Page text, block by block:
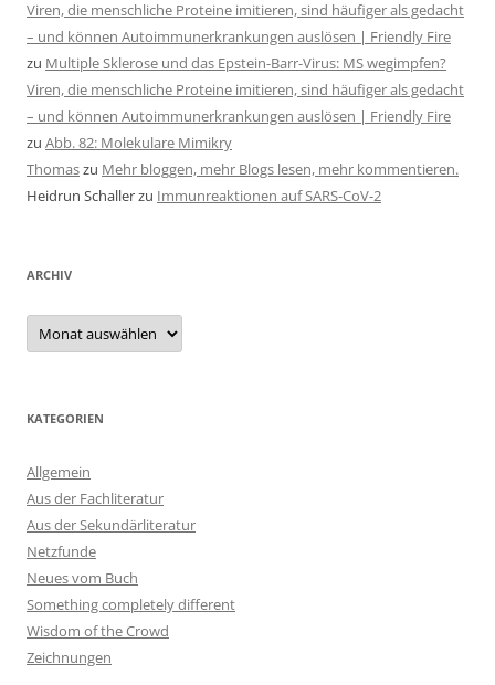
Viren, die menschliche Proteine imitieren, sind häufiger als gedacht
– und können Autoimmunerkrankungen auslösen | Friendly Fire
zu Multiple Sklerose und das Epstein-Barr-Virus: MS wegimpfen?
Viren, die menschliche Proteine imitieren, sind häufiger als gedacht
– und können Autoimmunerkrankungen auslösen | Friendly Fire
zu Abb. 82: Molekulare Mimikry
Thomaszu Mehr bloggen, mehr Blogs lesen, mehr kommentieren.
Heidrun Schallerzu Immunreaktionen auf SARS-CoV-2
ARCHIV
Archiv
KATEGORIEN
Allgemein
Aus der Fachliteratur
Aus der Sekundärliteratur
Netzfunde
Neues vom Buch
Something completely different
Wisdom of the Crowd
Zeichnungen